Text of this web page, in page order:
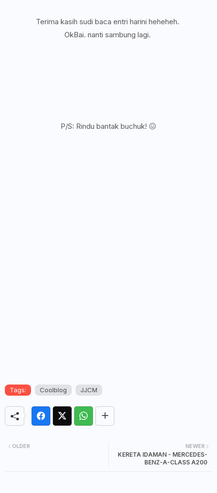
Terima kasih sudi baca entri harini heheheh.
OkBai. nanti sambung lagi.
P/S: Rindu bantak buchuk! 😖
Tags: Coolblog JJCM
NEWER
KERETA IDAMAN - MERCEDES-
BENZ-A-CLASS A200
OLDER